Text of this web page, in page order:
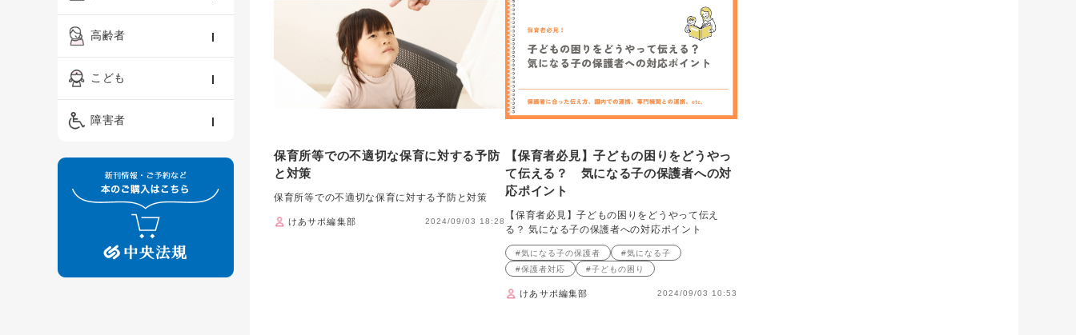
ケアマネジャー
精神保健福祉士
保育士
高齢者
認知症ケア・介護技術
ーシャルワーク
看護
制度
こども
保育・教育／発達障害
障害者
障害者支援・福祉
保育所等での不適切な保育に対する予防
と対策
保育所等での不適切な保育に対する予防と対策
けあサポ編集部 2024/09/03 18:28
【保育者必見】子どもの困りをどうやっ
て伝える？ 気になる子の保護者への対
応ポイント
【保育者必見】子どもの困りをどうやって伝え
る？ 気になる子の保護者への対応ポイント
#気になる子の保護者
#気になる子
#保護者対応
#子どもの困り
けあサポ編集部 2024/09/03 10:53